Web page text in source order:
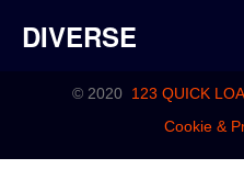
DIVERSE
© 2020 123 QUICK
Cookie &